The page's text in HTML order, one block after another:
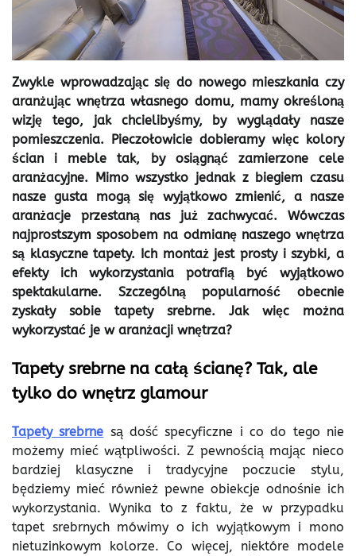
Zwykle wprowadzając się do nowego mieszkania czy
aranżując wnętrza własnego domu, mamy określoną
wizję tego, jak chcielibyśmy, by wyglądały nasze
pomieszczenia. Pieczołowicie dobieramy więc kolory
ścian i meble tak, by osiągnąć zamierzone cele
aranżacyjne. Mimo wszystko jednak z biegiem czasu
nasze gusta mogą się wyjątkowo zmienić, a nasze
aranżacje przestaną nas już zachwycać. Wówczas
najprostszym sposobem na odmianę naszego wnętrza
są klasyczne tapety. Ich montaż jest prosty i szybki, a
efekty ich wykorzystania potrafią być wyjątkowo
spektakularne. Szczególną popularność obecnie
zyskały sobie tapety srebrne. Jak więc można
wykorzystać je w aranżacji wnętrza?
Tapety srebrne na całą ścianę? Tak, ale
tylko do wnętrz glamour
Tapety srebrne są dość specyficzne i co do tego nie
możemy mieć wątpliwości. Z pewnością mając nieco
bardziej klasyczne i tradycyjne poczucie stylu,
będziemy mieć również pewne obiekcje odnośnie ich
wykorzystania. Wynika to z faktu, że w przypadku
tapet srebrnych mówimy o ich wyjątkowym i mono
nietuzinkowym kolorze. Co więcej, niektóre modele